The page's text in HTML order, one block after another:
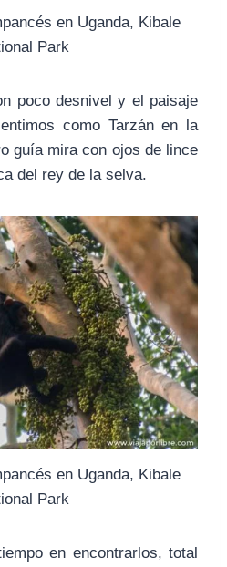
en Uganda, Kibale
Park
poco desnivel y el paisaje
como Tarzán en la
guía mira con ojos de lince
del rey de la selva.
en Uganda, Kibale
Park
en encontrarlos, total